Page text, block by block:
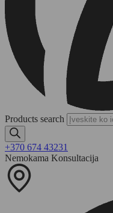
Products search
+370 674 43231
Nemokama Konsultacija